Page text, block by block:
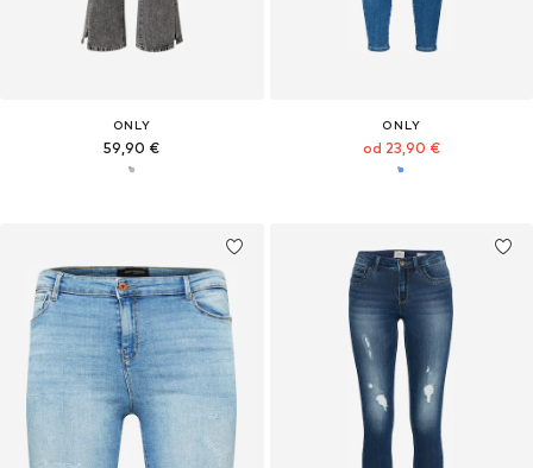
ONLY
59,90 €
ONLY
od 23,90 €